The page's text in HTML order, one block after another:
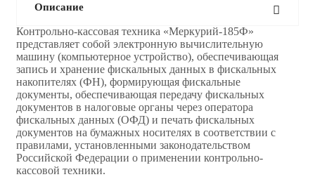
Описание
Контрольно-кассовая техника «Меркурий-185Ф»
представляет собой электронную вычислительную
машину (компьютерное устройство), обеспечивающая
запись и хранение фискальных данных в фискальных
накопителях (ФН), формирующая фискальные
документы, обеспечивающая передачу фискальных
документов в налоговые органы через оператора
фискальных данных (ОФД) и печать фискальных
документов на бумажных носителях в соответствии с
правилами, установленными законодательством
Российской Федерации о применении контрольно-
кассовой техники.